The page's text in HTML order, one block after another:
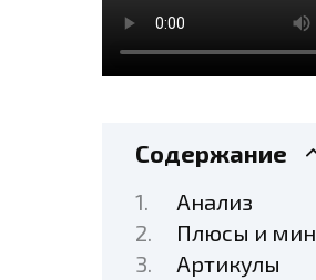
Содержание
Анализ
Плюсы и
Артикулы